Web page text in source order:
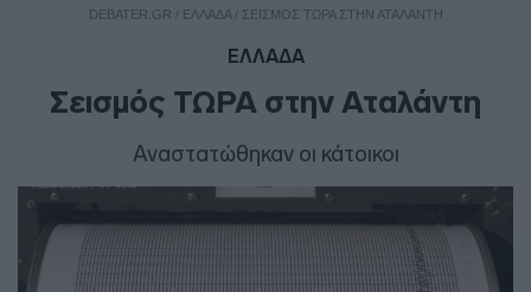
DEBATER.GR / ΕΛΛΑΔΑ/ ΣΕΙΣΜΌΣ ΤΩΡΑ ΣΤΗΝ ΑΤΑΛΆΝΤΗ
ΕΛΛΑΔΑ
Σεισμός ΤΩΡΑ στην Αταλάντη
Αναστατώθηκαν οι κάτοικοι